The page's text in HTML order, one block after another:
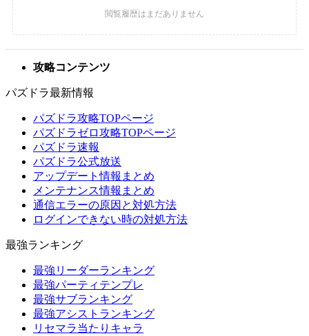
攻略コンテンツ
パズドラ最新情報
パズドラ攻略TOPページ
パズドラゼロ攻略TOPページ
パズドラ速報
パズドラ公式放送
アップデート情報まとめ
メンテナンス情報まとめ
通信エラーの原因と対処方法
ログインできない時の対処方法
最強ランキング
最強リーダーランキング
最強パーティテンプレ
最強サブランキング
最強アシストランキング
リセマラ当たりキャラ